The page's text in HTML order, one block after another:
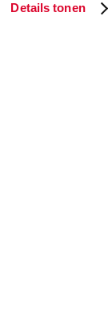
Details tonen